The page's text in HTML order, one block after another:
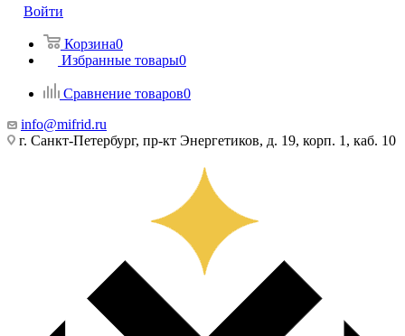
Войти
Корзина0
Избранные товары0
Сравнение товаров0
info@mifrid.ru
г. Санкт-Петербург, пр-кт Энергетиков, д. 19, корп. 1, каб. 10